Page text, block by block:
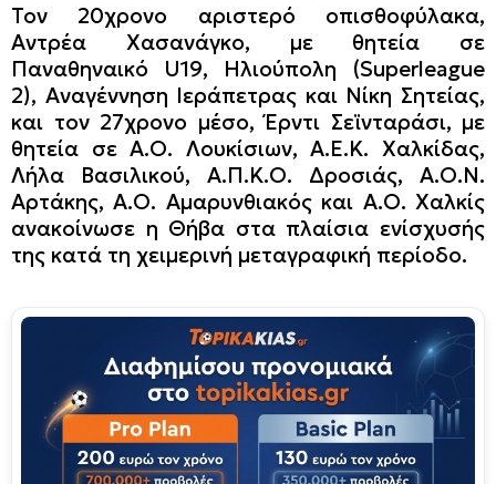
Τον 20χρονο αριστερό οπισθοφύλακα,
Αντρέα Χασανάγκο, με θητεία σε
Παναθηναικό U19, Ηλιούπολη (Superleague
2), Αναγέννηση Ιεράπετρας και Νίκη Σητείας,
και τον 27χρονο μέσο, Έρντι Σεϊνταράσι, με
θητεία σεΑ.Ο. Λουκίσιων, Α.Ε.Κ. Χαλκίδας,
Λήλα Βασιλικού, Α.Π.Κ.Ο. Δροσιάς, Α.Ο.Ν.
Αρτάκης, Α.Ο. Αμαρυνθιακός και Α.Ο. Χαλκίς
ανακοίνωσε η Θήβα στα πλαίσια ενίσχυσής
της κατά τη χειμερινή μεταγραφική περίοδο.